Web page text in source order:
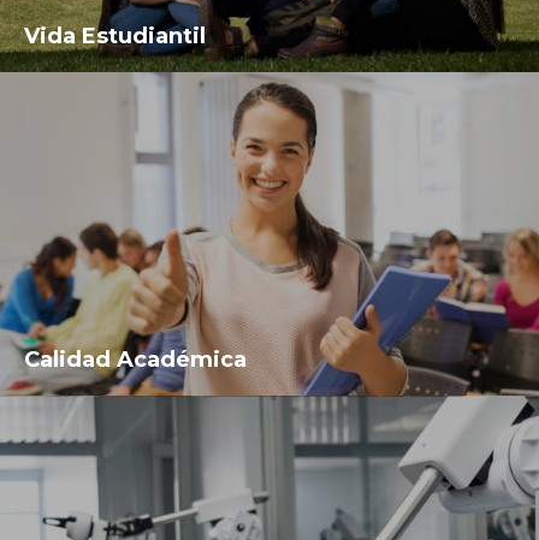
Vida Estudiantil
Calidad Académica